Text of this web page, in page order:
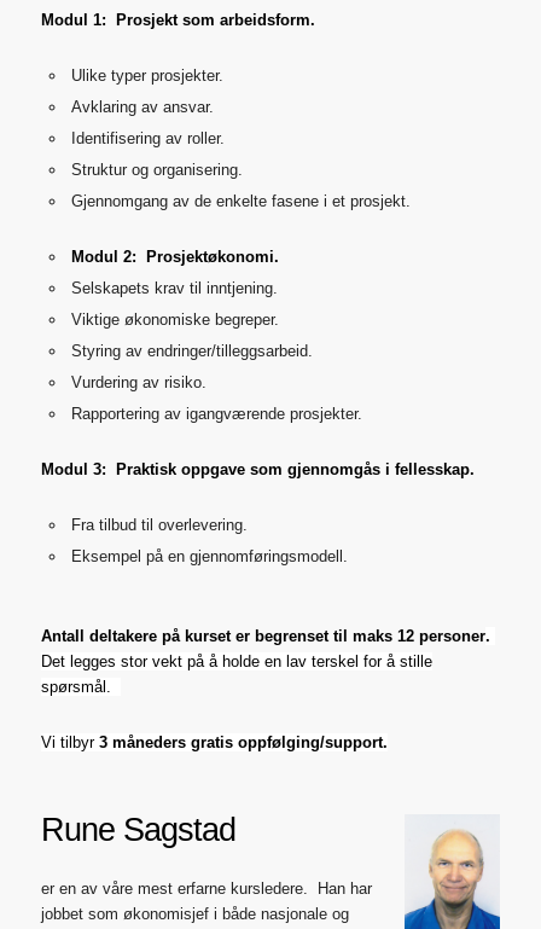
Modul 1: Prosjekt som arbeidsform.
Ulike typer prosjekter.
Avklaring av ansvar.
Identifisering av roller.
Struktur og organisering.
Gjennomgang av de enkelte fasene i et prosjekt.
Modul 2: Prosjektøkonomi.
Selskapets krav til inntjening.
Viktige økonomiske begreper.
Styring av endringer/tilleggsarbeid.
Vurdering av risiko.
Rapportering av igangværende prosjekter.
Modul 3: Praktisk oppgave som gjennomgås i fellesskap.
Fra tilbud til overlevering.
Eksempel på en gjennomføringsmodell.
Antall deltakere på kurseter begrenset til maks 12 personer.
Det legges stor vekt på å holde en lav terskel for å stille
spørsmål.
Vi tilbyr 3 måneders gratis oppfølging/support.
Rune Sagstad
er en av våre mest erfarne kursledere. Han har
jobbet som økonomisjef i både nasjonale og